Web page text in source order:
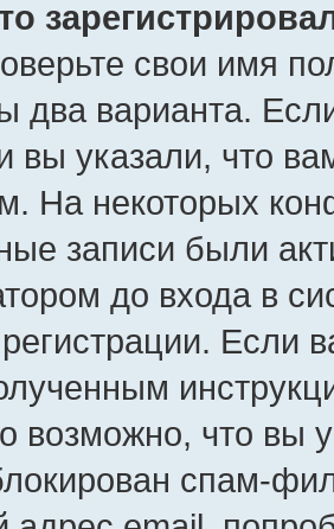
свои имя
два варианта.
вы указали, что
На некоторых
записи были
до входа в
возможно, что вы
спам-